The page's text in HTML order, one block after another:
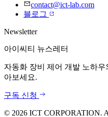
contact@ict-lab.com
블로그
Newsletter
아이씨티 뉴스레터
자동화 장비 제어 개발 노하
아보세요.
구독 신청
© 2026 ICT CORPORATION.